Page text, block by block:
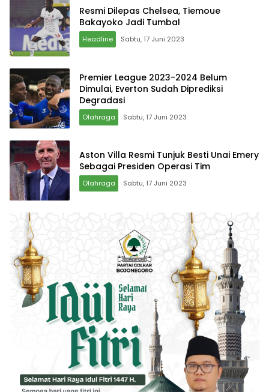
Resmi Dilepas Chelsea, Tiemoue
Bakayoko Jadi Tumbal
Headline Sabtu, 17 Juni 2023
Premier League 2023-2024 Belum
Dimulai, Everton Sudah Diprediksi
Degradasi
Olahraga Sabtu, 17 Juni 2023
Aston Villa Resmi Tunjuk Besti Unai Emery
Sebagai Presiden Operasi Tim
Olahraga Sabtu, 17 Juni 2023